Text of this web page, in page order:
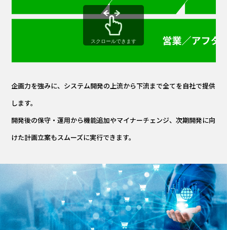
スクロールできます
企画力を強みに、システム開発の上流から下流まで全てを自社で提供
します。
開発後の保守・運用から機能追加やマイナーチェンジ、次期開発に向
けた計画立案もスムーズに実行できます。